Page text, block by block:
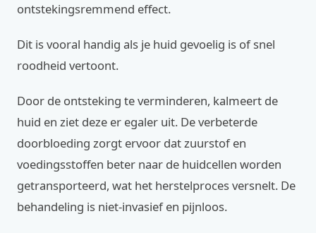
ontstekingsremmend effect.
Dit is vooral handig als je huid gevoelig is of snel
roodheid vertoont.
Door de ontsteking te verminderen, kalmeert de
huid en ziet deze er egaler uit. De verbeterde
doorbloeding zorgt ervoor dat zuurstof en
voedingsstoffen beter naar de huidcellen worden
getransporteerd, wat het herstelproces versnelt. De
behandeling is niet-invasief en pijnloos.